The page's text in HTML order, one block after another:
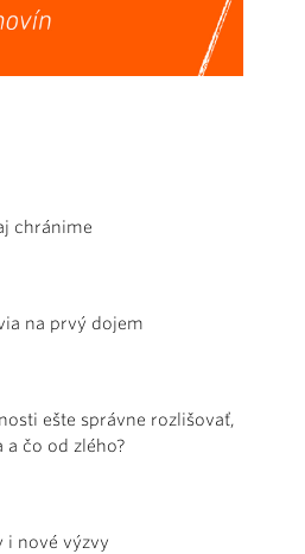
chránime
na prvý dojem
ešte správne rozlišovať,
a čo od zlého?
i nové výzvy